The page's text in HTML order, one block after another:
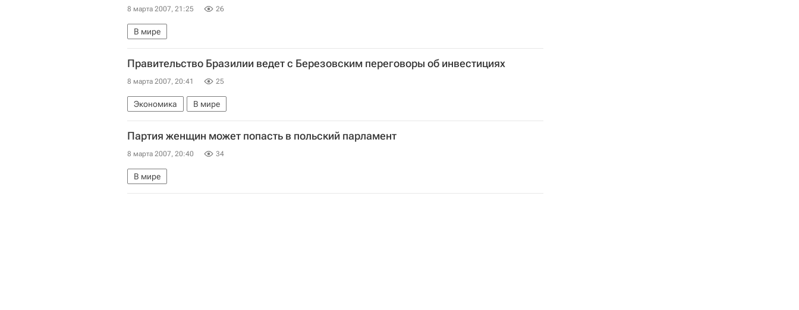
8 марта 2007, 21:25 26
В мире
Правительство Бразилии ведет с Березовским переговоры об инвестициях
8 марта 2007, 20:41 25
Экономика В мире
Партия женщин может попасть в польский парламент
8 марта 2007, 20:40 34
В мире